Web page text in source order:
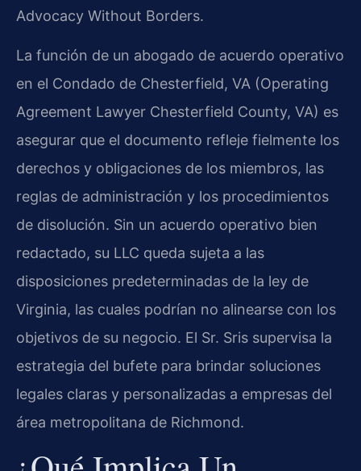
Advocacy Without Borders.
La función de un abogado de acuerdo operativo
en el Condado de Chesterfield, VA (Operating
Agreement Lawyer Chesterfield County, VA) es
asegurar que el documento refleje fielmente los
derechos y obligaciones de los miembros, las
reglas de administración y los procedimientos
de disolución. Sin un acuerdo operativo bien
redactado, su LLC queda sujeta a las
disposiciones predeterminadas de la ley de
Virginia, las cuales podrían no alinearse con los
objetivos de su negocio. El Sr. Sris supervisa la
estrategia del bufete para brindar soluciones
legales claras y personalizadas a empresas del
área metropolitana de Richmond.